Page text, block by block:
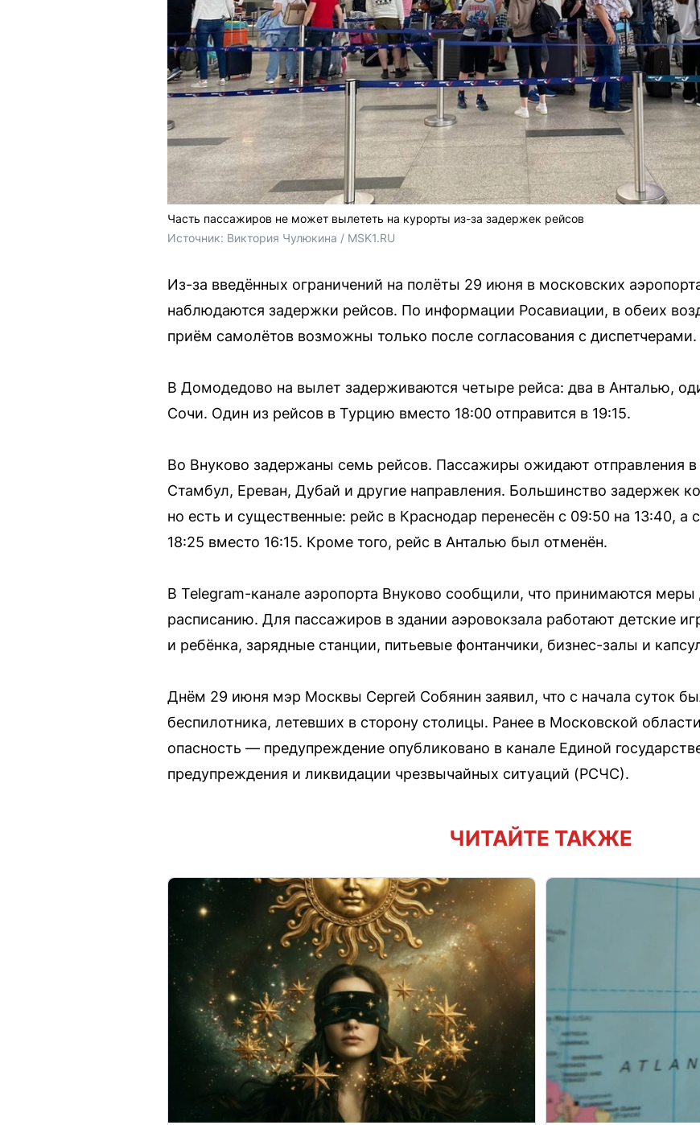
Часть пассажиров не может вылететь на курорты из-за задержек рейсов
Источник: Виктория Чулюкина / MSK1.RU
Из-за введённых ограничений на полёты 29 июня в московских
наблюдаются задержки рейсов. По информации Росавиации, в обеих
приём самолётов возможны только после согласования с диспетчерами.
В Домодедово на вылет задерживаются четыре рейса: два в Анталью,
Сочи. Один из рейсов в Турцию вместо 18:00 отправится в 19:15.
Во Внуково задержаны семь рейсов. Пассажиры ожидают отправления в
Стамбул, Ереван, Дубай и другие направления. Большинство задержек
но есть и существенные: рейс в Краснодар перенесён с 09:50 на 13:40, а
18:25 вместо 16:15. Кроме того, рейс в Анталью был отменён.
В Telegram-канале аэропорта Внуково сообщили, что принимаются
расписанию. Для пассажиров в здании аэровокзала работают детские
и ребёнка, зарядные станции, питьевые фонтанчики, бизнес-залы и
Днём 29 июня мэр Москвы Сергей Собянин заявил, что с начала суток
беспилотника, летевших в сторону столицы. Ранее в Московской
опасность — предупреждение опубликовано в канале Единой
предупреждения и ликвидации чрезвычайных ситуаций (РСЧС).
ЧИТАЙТЕ ТАКЖЕ